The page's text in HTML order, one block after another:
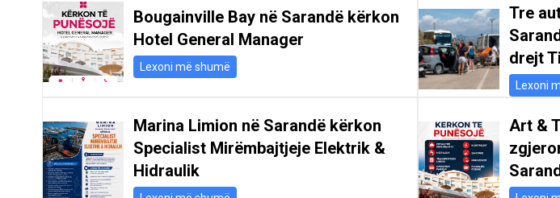
Bougainville Bay në Sarandë kërkon
Hotel General Manager
Lexoni më shumë
Tre
drejt
Lexoni
Marina Limion në Sarandë kërkon
Specialist Mirëmbajtjeje Elektrik &
Hidraulik
Art &